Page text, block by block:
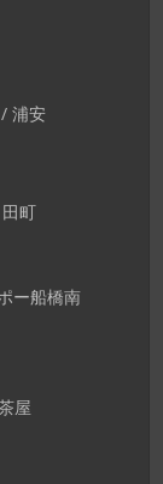
浦安
町
ー船橋南
屋